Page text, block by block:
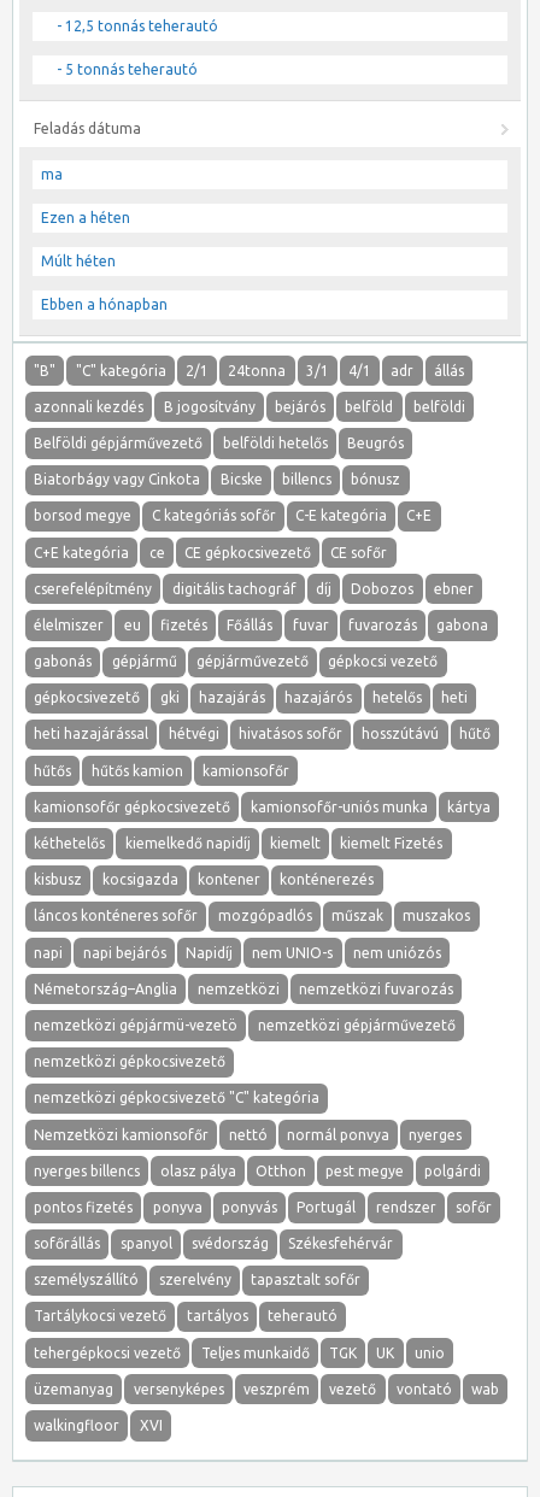
- 12,5 tonnás teherautó
- 5 tonnás teherautó
Feladás dátuma
ma
Ezen a héten
Múlt héten
Ebben a hónapban
"B" "C" kategória 2/1 24tonna 3/1 4/1 adr állás
azonnali kezdés B jogosítvány bejárós belföld belföldi
Belföldi gépjárművezető belföldi hetelős Beugrós
Biatorbágy vagy Cinkota Bicske billencs bónusz
borsod megye C kategóriás sofőr C-E kategória C+E
C+E kategória ce CE gépkocsivezető CE sofőr
cserefelépítmény digitális tachográf díj Dobozos ebner
élelmiszer eu fizetés Főállás fuvar fuvarozás gabona
gabonás gépjármű gépjárművezető gépkocsi vezető
gépkocsivezető gki hazajárás hazajárós hetelős heti
heti hazajárással hétvégi hivatásos sofőr hosszútávú hűtő
hűtős hűtős kamion kamionsofőr
kamionsofőr gépkocsivezető kamionsofőr-uniós munka kártya
kéthetelős kiemelkedő napidíj kiemelt kiemelt Fizetés
kisbusz kocsigazda kontener konténerezés
láncos konténeres sofőr mozgópadlós műszak muszakos
napi napi bejárós Napidíj nem UNIO-s nem uniózós
Németország–Anglia nemzetközi nemzetközi fuvarozás
nemzetközi gépjármü-vezetö nemzetközi gépjárművezető
nemzetközi gépkocsivezető
nemzetközi gépkocsivezető "C" kategória
Nemzetközi kamionsofőr nettó normál ponvya nyerges
nyerges billencs olasz pálya Otthon pest megye polgárdi
pontos fizetés ponyva ponyvás Portugál rendszer sofőr
sofőrállás spanyol svédország Székesfehérvár
személyszállító szerelvény tapasztalt sofőr
Tartálykocsi vezető tartályos teherautó
tehergépkocsi vezető Teljes munkaidő TGK UK unio
üzemanyag versenyképes veszprém vezető vontató wab
walkingfloor XVI